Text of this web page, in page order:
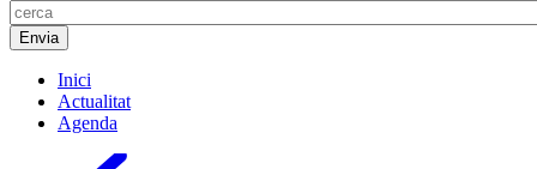
Inici
Actualitat
Agenda